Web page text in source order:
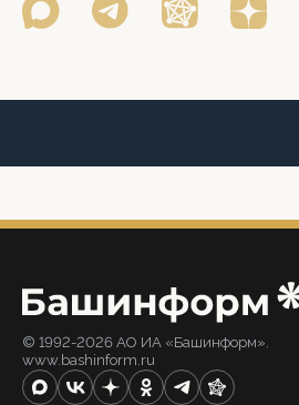
© 1992-2026 АО ИА «Башинформ».
www.bashinform.ru